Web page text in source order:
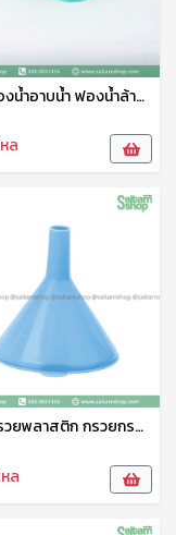
Jolly ฟองน้ำอาบน้ำ ฟองน้ำล้างรถ ฟองน้ำอเนกประสงค์ ฟองน้ำ ตราจอลลี่ใหญ่
ล
กรวย กรวยพลาสติก กรวยกรองน้ำ กรวยน้ำมัน กรวยกรอกอาหาร No.4 ท็อปแวร์
ล